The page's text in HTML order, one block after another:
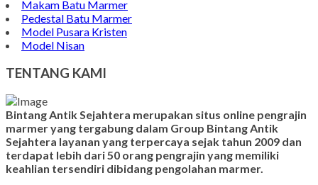
Makam Batu Marmer
Pedestal Batu Marmer
Model Pusara Kristen
Model Nisan
TENTANG KAMI
Bintang Antik Sejahtera merupakan situs online pengrajin
marmer yang tergabung dalam Group Bintang Antik
Sejahtera layanan yang terpercaya sejak tahun 2009 dan
terdapat lebih dari 50 orang pengrajin yang memiliki
keahlian tersendiri dibidang pengolahan marmer.